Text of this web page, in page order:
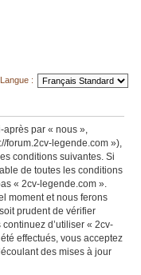
Langue :
après par « nous »,
forum.2cv-legende.com »),
conditions suivantes. Si
de toutes les conditions
« 2cv-legende.com ».
moment et nous ferons
prudent de vérifier
d’utiliser « 2cv-
effectués, vous acceptez
des mises à jour